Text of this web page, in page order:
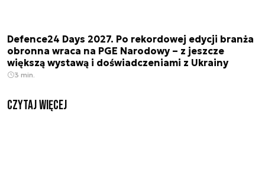
Defence24 Days 2027. Po rekordowej edycji branża
obronna wraca na PGE Narodowy – z jeszcze
większą wystawą i doświadczeniami z Ukrainy
3 min.
czytaj więcej